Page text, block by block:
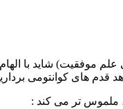
موفقیت) شاید با
قدم های کوانتومی
ملموس تر می کند :